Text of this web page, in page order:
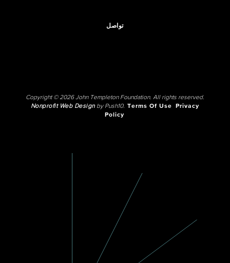
تواصل
Copyright © 2026 John Templeton Foundation. All rights reserved.
Nonprofit Web Designby Push10. Terms Of Use
Privacy
Policy